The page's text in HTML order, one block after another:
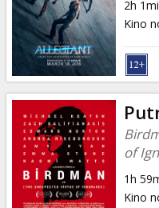
2h
Kino
of
1h
Kino